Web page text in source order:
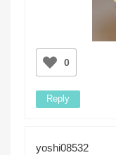
0
Reply
yoshi08532